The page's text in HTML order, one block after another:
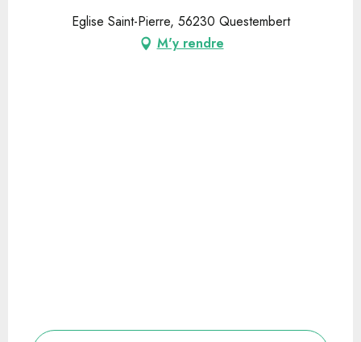
Eglise Saint-Pierre, 56230 Questembert
M'y rendre